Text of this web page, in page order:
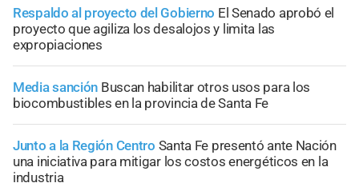
Respaldo al proyecto del Gobierno El Senado aprobó el
proyecto que agiliza los desalojos y limita las
expropiaciones
Media sanción Buscan habilitar otros usos para los
biocombustibles en la provincia de Santa Fe
Junto a la Región Centro Santa Fe presentó ante Nación
una iniciativa para mitigar los costos energéticos en la
industria